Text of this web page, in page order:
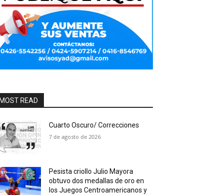
READ
Cuarto Oscuro/ Correcciones
7 de agosto de 2026
Pesista criollo Julio Mayora
obtuvo dos medallas de oro en
los Juegos Centroamericanos y